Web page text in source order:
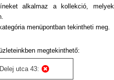
alkalmaz a kollekció, melyek
menüpontban tekintheti meg.
megtekinthető:
utca 43: